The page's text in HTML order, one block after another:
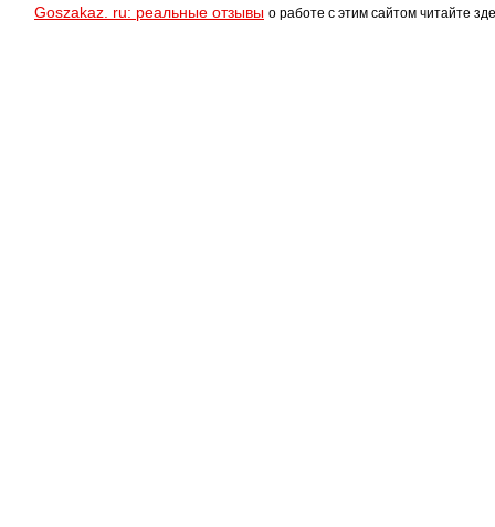
Goszakaz. ru: реальные отзывы о работе с этим сайтом читайте